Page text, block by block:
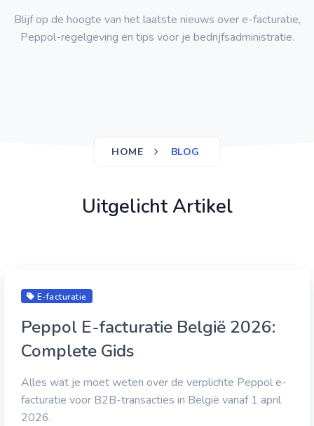
Blijf op de hoogte van het laatste nieuws over e-facturatie,
Peppol-regelgeving en tips voor je bedrijfsadministratie.
HOME BLOG
Uitgelicht Artikel
E-facturatie
Peppol E-facturatie België 2026:
Complete Gids
Alles wat je moet weten over de verplichte Peppol e-
facturatie voor B2B-transacties in België vanaf 1 april
2026.